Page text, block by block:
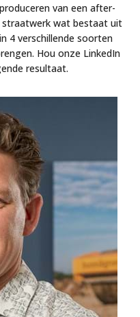
van een after-
wat bestaat uit
4 verschillende soorten
Hou onze LinkedIn
resultaat.